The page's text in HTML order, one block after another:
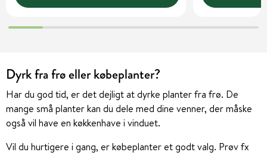
Dyrk fra frø eller købeplanter?
Har du god tid, er det dejligt at dyrke planter fra frø. De
mange små planter kan du dele med dine venner, der måske
også vil have en køkkenhave i vinduet.
Vil du hurtigere i gang, er købeplanter et godt valg. Prøv fx